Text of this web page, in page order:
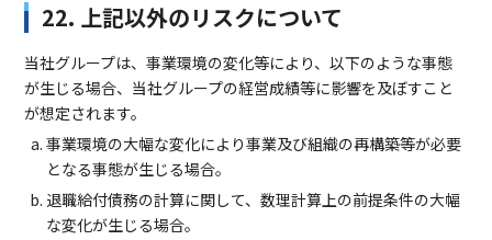
22. 上記以外のリスクについて
当社グループは、事業環境の変化等により、以下のような事態
が生じる場合、当社グループの経営成績等に影響を及ぼすこと
が想定されます。
事業環境の大幅な変化により事業及び組織の再構築等が必要
となる事態が生じる場合。
退職給付債務の計算に関して、数理計算上の前提条件の大幅
な変化が生じる場合。